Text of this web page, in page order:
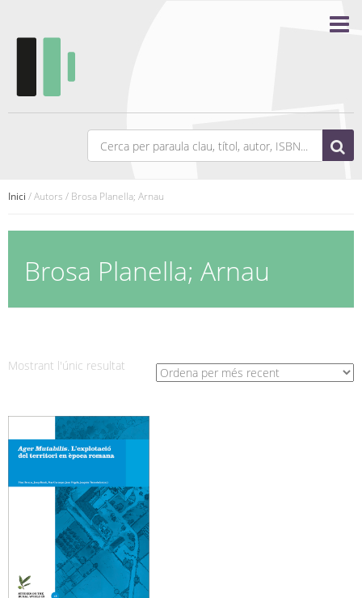
Inici / Autors / Brosa Planella; Arnau
Brosa Planella; Arnau
Mostrant l'únic resultat